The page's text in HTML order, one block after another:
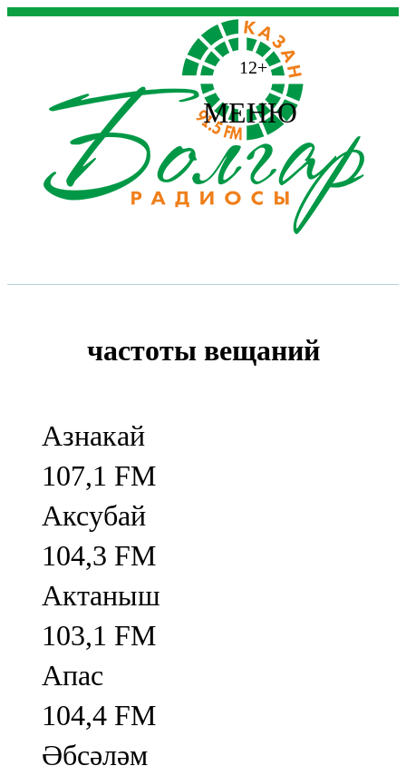
12+
МЕНЮ
частоты вещаний
Азнакай
107,1 FM
Аксубай
104,3 FM
Актаныш
103,1 FM
Апас
104,4 FM
Әбсәләм